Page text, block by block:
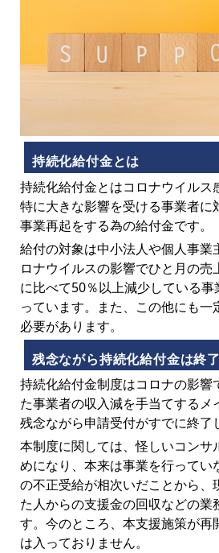
持続化給付金とは
持続化給付金とはコロナウイルス
特に大きな影響を受ける事業者に
事業再起をする為の給付金です。
給付の対象は中小法人や個人事業
ロナウイルスの影響でひと月の売
に比べて50％以上減少している
っています。また、この他にも一
必要があります。
残念ながら持続化給付金は終
持続化給付金制度はコロナの影響
た事業者の収入減を手当てするメ
残念ながら申請受付がすでに終了
本制度に関しては、怪しいコンサ
めになり、本来は事業を行ってい
の不正受給が相次いだことから、
た人からの支援金の回収などの業
す。今のところ、本支援施策が再
は入っておりません。